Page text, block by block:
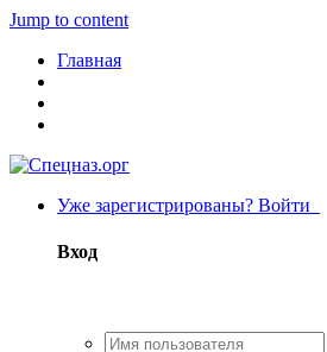
Jump to content
Главная
Уже зарегистрированы? Войти
Вход